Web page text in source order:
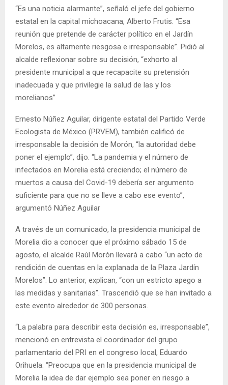
“Es una noticia alarmante”, señaló el jefe del gobierno
estatal en la capital michoacana, Alberto Frutis. “Esa
reunión que pretende de carácter político en el Jardín
Morelos, es altamente riesgosa e irresponsable”. Pidió al
alcalde reflexionar sobre su decisión, “exhorto al
presidente municipal a que recapacite su pretensión
inadecuada y que privilegie la salud de las y los
morelianos”
Ernesto Núñez Aguilar, dirigente estatal del Partido Verde
Ecologista de México (PRVEM), también calificó de
irresponsable la decisión de Morón, “la autoridad debe
poner el ejemplo”, dijo. “La pandemia y el número de
infectados en Morelia está creciendo; el número de
muertos a causa del Covid-19 debería ser argumento
suficiente para que no se lleve a cabo ese evento”,
argumentó Núñez Aguilar
A través de un comunicado, la presidencia municipal de
Morelia dio a conocer que el próximo sábado 15 de
agosto, el alcalde Raúl Morón llevará a cabo “un acto de
rendición de cuentas en la explanada de la Plaza Jardín
Morelos”. Lo anterior, explican, “con un estricto apego a
las medidas y sanitarias”. Trascendió que se han invitado a
este evento alrededor de 300 personas.
“La palabra para describir esta decisión es, irresponsable”,
mencionó en entrevista el coordinador del grupo
parlamentario del PRI en el congreso local, Eduardo
Orihuela. “Preocupa que en la presidencia municipal de
Morelia la idea de dar ejemplo sea poner en riesgo a